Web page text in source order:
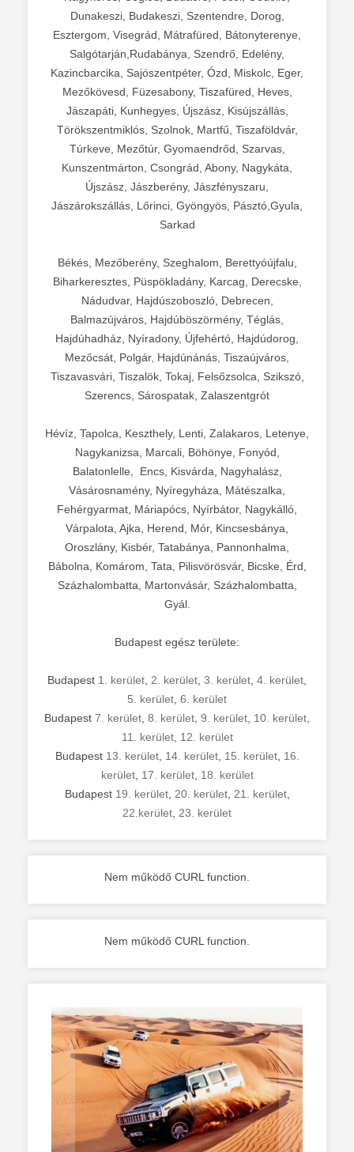
Dunakeszi, Budakeszi, Szentendre, Dorog,
Esztergom, Visegrád, Mátrafüred, Bátonyterenye,
Salgótarján,Rudabánya, Szendrő, Edelény,
Kazincbarcika, Sajószentpéter, Ózd, Miskolc, Eger,
Mezőkövesd, Füzesabony, Tiszafüred, Heves,
Jászapáti, Kunhegyes, Újszász, Kisújszállás,
Törökszentmiklós, Szolnok, Martfű, Tiszaföldvár,
Túrkeve, Mezőtúr, Gyomaendrőd, Szarvas,
Kunszentmárton, Csongrád, Abony, Nagykáta,
Újszász, Jászberény, Jászfényszaru,
Jászárokszállás, Lőrinci, Gyöngyös, Pásztó,Gyula,
Sarkad
Békés, Mezőberény, Szeghalom, Berettyóújfalu,
Biharkeresztes, Püspökladány, Karcag, Derecske,
Nádudvar, Hajdúszoboszló, Debrecen,
Balmazújváros, Hajdúböszörmény, Téglás,
Hajdúhadház, Nyíradony, Újfehértó, Hajdúdorog,
Mezőcsát, Polgár, Hajdúnánás, Tiszaújváros,
Tiszavasvári, Tiszalök, Tokaj, Felsőzsolca, Szikszó,
Szerencs, Sárospatak, Zalaszentgrót
Hévíz, Tapolca, Keszthely, Lenti, Zalakaros, Letenye,
Nagykanizsa, Marcali, Böhönye, Fonyód,
Balatonlelle, Encs, Kisvárda, Nagyhalász,
Vásárosnamény, Nyíregyháza, Mátészalka,
Fehérgyarmat, Máriapócs, Nyírbátor, Nagykálló,
Várpalota, Ajka, Herend, Mór, Kincsesbánya,
Oroszlány, Kisbér, Tatabánya, Pannonhalma,
Bábolna, Komárom, Tata, Pilisvörösvár, Bicske, Érd,
Százhalombatta, Martonvásár, Százhalombatta,
Gyál.
Budapest egész területe:
Budapest 1. kerület 2. kerület 3. kerület 4. kerület
5. kerület 6. kerület
Budapest 7. kerület 8. kerület 9. kerület 10. kerület
11. kerület, 12. kerület
Budapest 13. kerület, 14. kerület, 15. kerület, 16.
kerület, 17. kerület, 18. kerület
Budapest 19. kerület, 20. kerület, 21. kerület,
22.kerület 23. kerület
Nem működő CURL function.
Nem működő CURL function.